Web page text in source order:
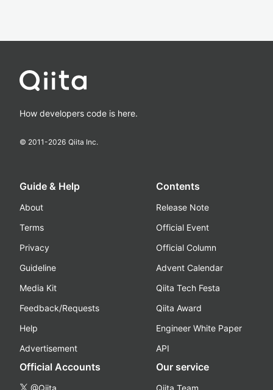
How developers code is here.
© 2011-2026 Qiita Inc.
Guide & Help
About
Terms
Privacy
Guideline
Media Kit
Feedback/Requests
Help
Advertisement
Contents
Release Note
Official Event
Official Column
Advent Calendar
Qiita Tech Festa
Qiita Award
Engineer White Paper
API
Official Accounts
@Qiita
Our service
Qiita Team